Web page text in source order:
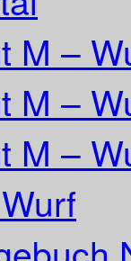
M –
M –
M –